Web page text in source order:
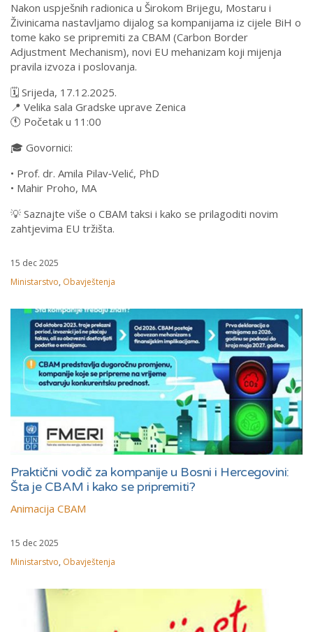
Nakon uspješnih radionica u Širokom Brijegu, Mostaru i
Živinicama nastavljamo dijalog sa kompanijama iz cijele BiH o
tome kako se pripremiti za CBAM (Carbon Border
Adjustment Mechanism), novi EU mehanizam koji mijenja
pravila izvoza i poslovanja.
🗓 Srijeda, 17.12.2025.
📍 Velika sala Gradske uprave Zenica
🕚 Početak u 11:00
🎓 Govornici:
• Prof. dr. Amila Pilav‑Velić, PhD
• Mahir Proho, MA
💡 Saznajte više o CBAM taksi i kako se prilagoditi novim
zahtjevima EU tržišta.
15 dec 2025
Ministarstvo, Obavještenja
Praktični vodič za kompanije u Bosni i Hercegovini:
Šta je CBAM i kako se pripremiti?
Animacija CBAM
15 dec 2025
Ministarstvo, Obavještenja